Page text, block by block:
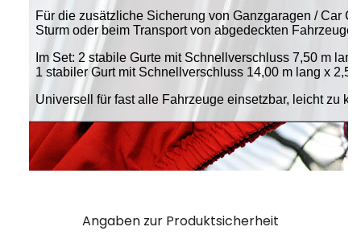
Angaben zur Produktsicherheit